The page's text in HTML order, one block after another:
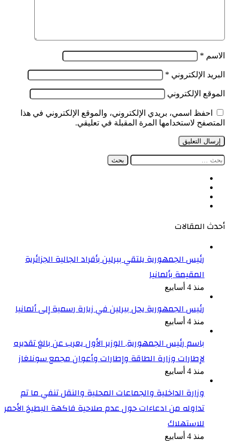
الاسم *
البريد الإلكتروني *
الموقع الإلكتروني
احفظ اسمي، بريدي الإلكتروني، والموقع الإلكتروني في هذا
المتصفح لاستخدامها المرة المقبلة في تعليقي.
البحث
أحدث المقالات
رئيس الجمهورية يلتقي ببرلين بأفراد الجالية الجزائرية
المقيمة بألمانيا
منذ 4 أسابيع
رئيس الجمهورية يحل ببرلين في زيارة رسمية إلى ألمانيا
منذ 4 أسابيع
باسم رئيس الجمهورية, الوزير الأول يعرب عن بالغ تقديره
لإطارات وزارة الطاقة وإطارات وأعوان مجمع سونلغاز
منذ 4 أسابيع
وزارة الداخلية والجماعات المحلية والنقل تنفي ما تم
تداوله من ادعاءات حول عدم صلاحية فاكهة البطيخ الأحمر
للاستهلاك
منذ 4 أسابيع